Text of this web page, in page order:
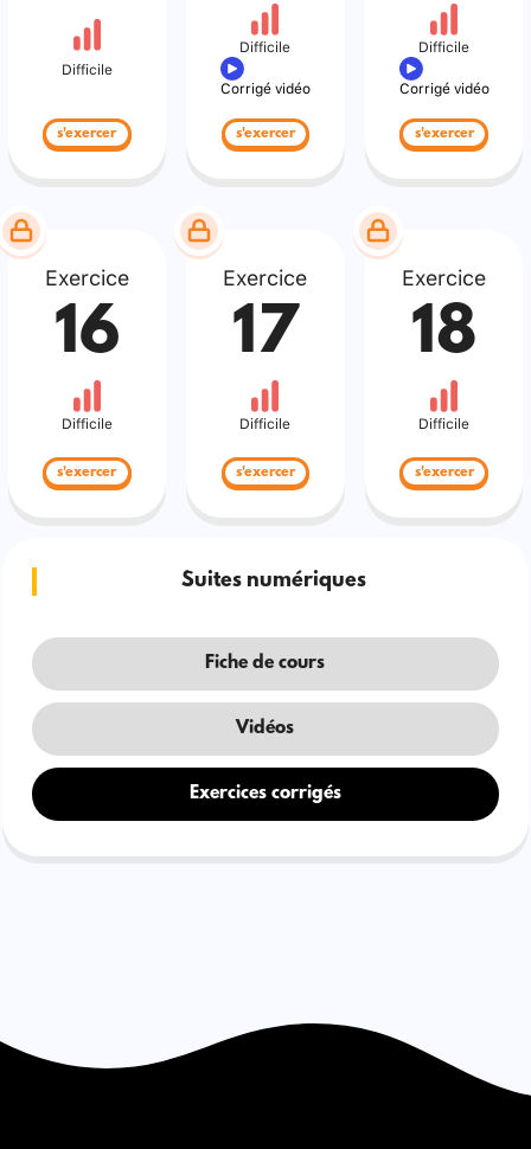
Difficile
s'exercer
Difficile
Corrigé vidéo
s'exercer
Difficile
Corrigé vidéo
s'exercer
Exercice
16
Difficile
s'exercer
Exercice
17
Difficile
s'exercer
Exercice
18
Difficile
s'exercer
Suites numériques
Fiche de cours
Vidéos
Exercices corrigés